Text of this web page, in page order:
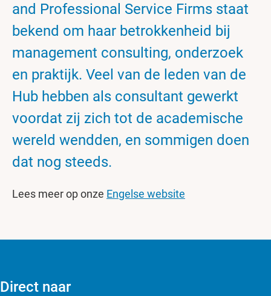
and Professional Service Firms staat
bekend om haar betrokkenheid bij
management consulting, onderzoek
en praktijk. Veel van de leden van de
Hub hebben als consultant gewerkt
voordat zij zich tot de academische
wereld wendden, en sommigen doen
dat nog steeds.
Lees meer op onze Engelse website
Direct naar